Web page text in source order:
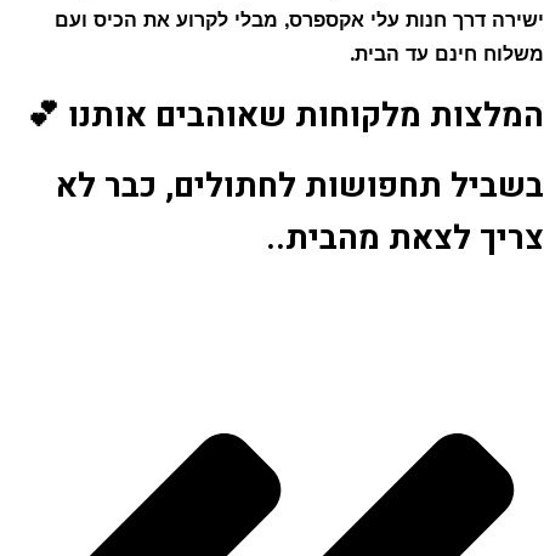
ישירה דרך חנות עלי אקספרס, מבלי לקרוע את הכיס ועם
משלוח חינם עד הבית.
המלצות מלקוחות שאוהבים אותנו 💕
בשביל תחפושות לחתולים, כבר לא
צריך לצאת מהבית..